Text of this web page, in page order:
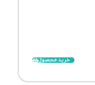
خرید محصول